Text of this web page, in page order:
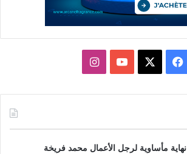
فيسبوك يوتيوبانستقرام
نهاية مأساوية لرجل الأعمال محمد فريخة